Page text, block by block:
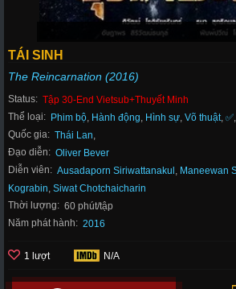
TÁI SINH
The Reincarnation (2016)
Status: Tập 30-End Vietsub+Thuyết Minh
Thể loại: Phim bộ, Hành động, Hình sự, Võ thuật, ✅,
Quốc gia: Thái Lan,
Đạo diễn: Oliver Bever
Diễn viên: Ausadaporn Siriwattanakul , Maneewan
Kograbin, Siwat Chotchaicharin
Thời lượng: 60 phút/tập
Năm phát hành: 2016
1 lượt N/A